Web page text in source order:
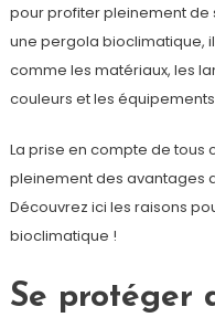
pour profiter pleinement de
une pergola bioclimatique,
comme les matériaux, les
couleurs et les
La prise en compte de tous
pleinement des avantages
Découvrez ici les raisons
bioclimatique !
Se protéger